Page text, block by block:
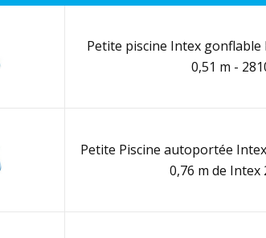
Petite piscine Intex gonflable
0,51 m -
Petite Piscine autoportée
0,76 m de Intex